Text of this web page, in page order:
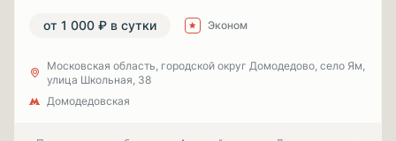
от 1 000 ₽ в сутки Эконом
Московская область, городской округ Домодедово, село Ям,
улица Школьная, 38
Домодедовская